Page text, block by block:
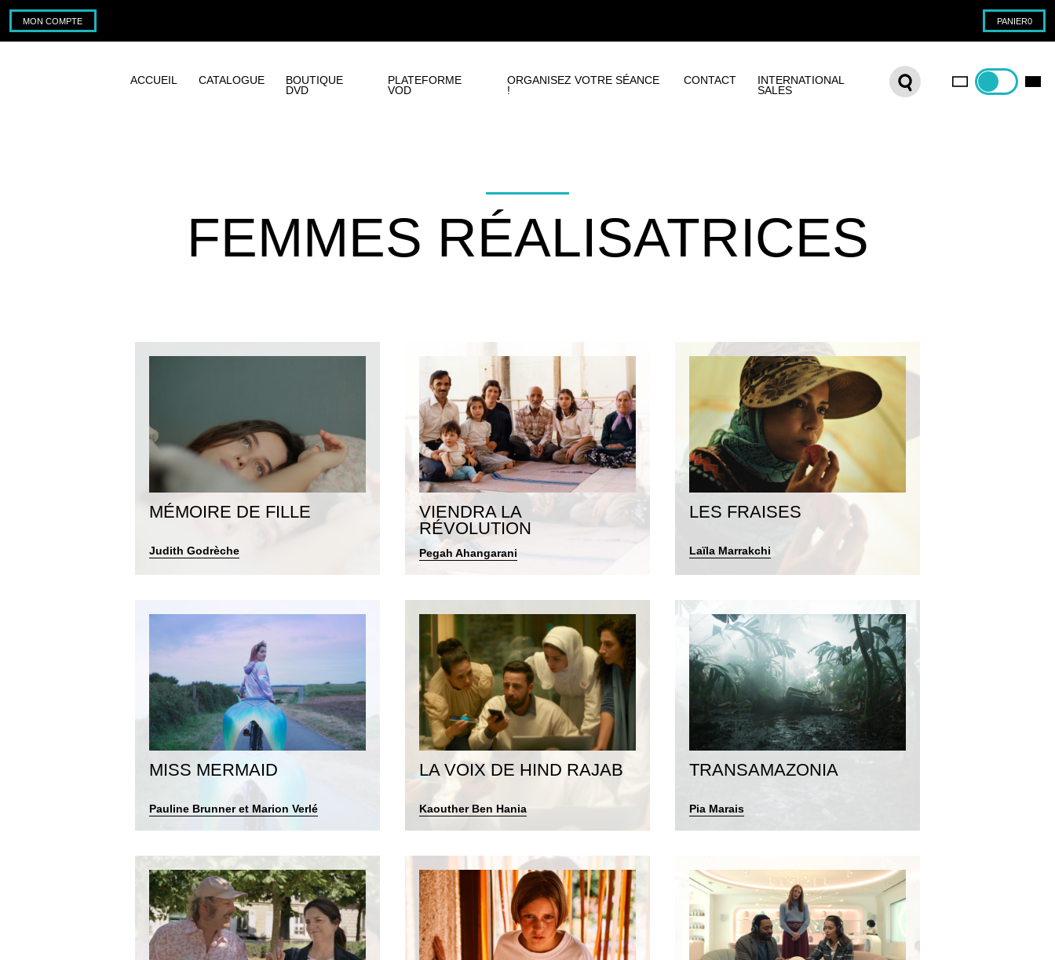
MON COMPTE PANIER0
ACCUEIL CATALOGUE
BOUTIQUE
DVD
PLATEFORME
VOD
ORGANISEZ VOTRE SÉANCE
!
CONTACT
INTERNATIONAL
SALES
FEMMES RÉALISATRICES
MÉMOIRE DE FILLE
Judith Godrèche
VIENDRA LA
RÉVOLUTION
Pegah Ahangarani
LES FRAISES
Laïla Marrakchi
MISS MERMAID
Pauline Brunner et Marion Verlé
LA VOIX DE HIND RAJAB
Kaouther Ben Hania
TRANSAMAZONIA
Pia Marais